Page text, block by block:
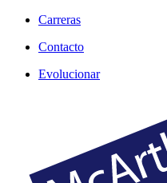
Carreras
Contacto
Evolucionar